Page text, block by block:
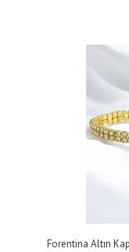
Forentina Bayan
Forentina Altın